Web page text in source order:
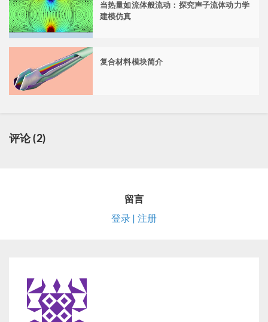
当热量如流体般流动：探究声子流体动力学
建模仿真
复合材料模块简介
评论 (2)
留言
登录 | 注册